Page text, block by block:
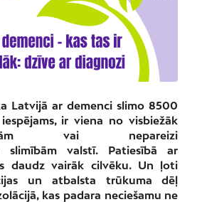
Latvijā ar demenci slimo 8500
ir viena no visbiežāk
vai nepareizi
slimībām valstī. Patiesībā ar
daudz vairāk cilvēku. Un ļoti
un atbalsta trūkuma dēļ
kas padara neciešamu ne